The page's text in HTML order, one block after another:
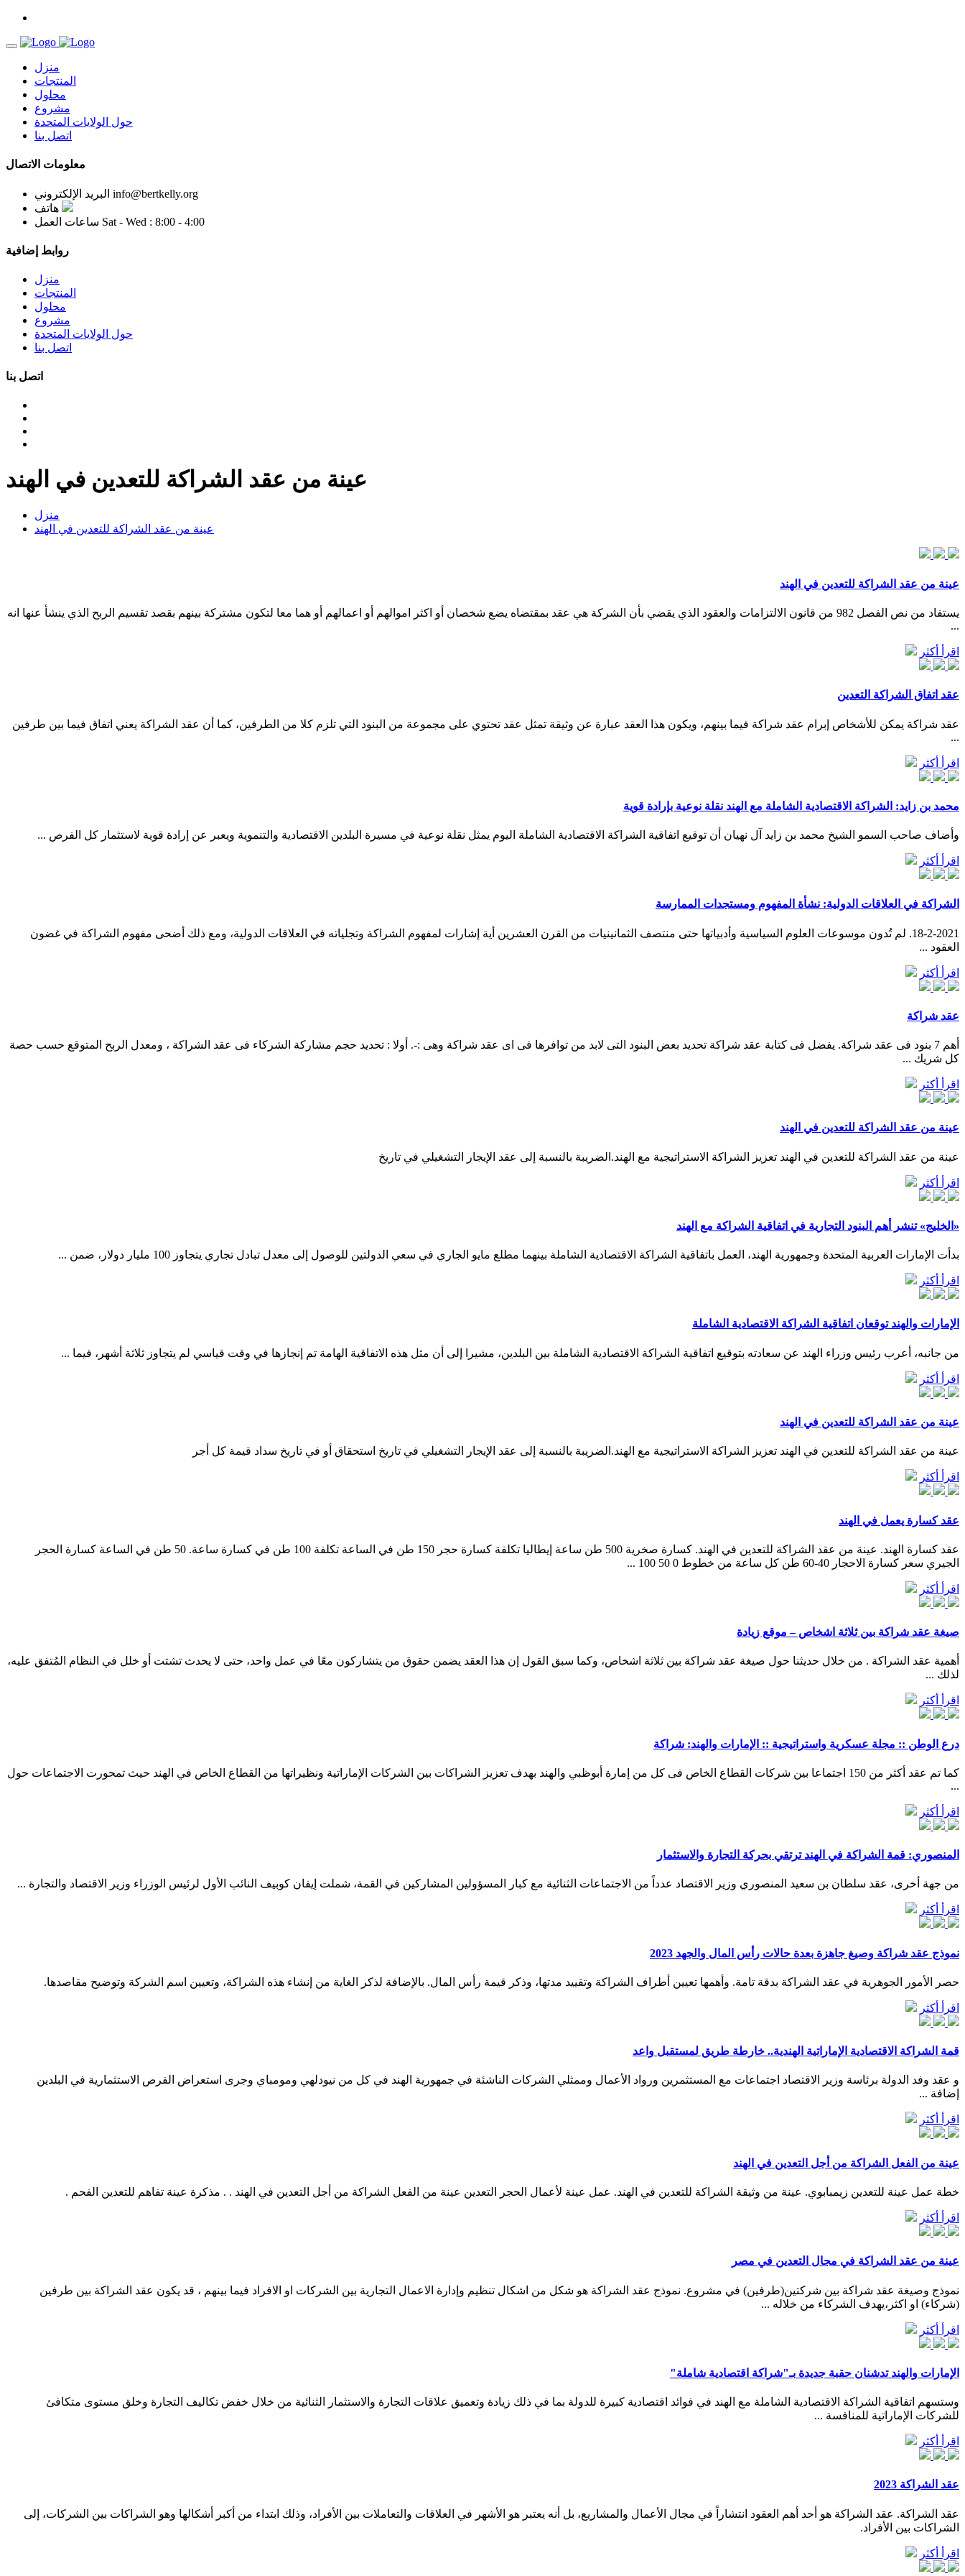
منزل
المنتجات
محلول
مشروع
حول الولايات المتحدة
اتصل بنا
معلومات الاتصال
البريد الإلكتروني info@bertkelly.org
هاتف
ساعات العمل Sat - Wed : 8:00 - 4:00
روابط إضافية
منزل
المنتجات
محلول
مشروع
حول الولايات المتحدة
اتصل بنا
اتصل بنا
عينة من عقد الشراكة للتعدين في الهند
منزل
عينة من عقد الشراكة للتعدين في الهند
عينة من عقد الشراكة للتعدين في الهند
يستفاد من نص الفصل 982 من قانون الالتزامات والعقود الذي يقضي بأن الشركة هي عقد بمقتضاه يضع شخصان أو اكثر اموالهم أو اعمالهم أو هما معا لتكون مشتركة بينهم بقصد تقسيم الربح الذي ينشأ عنها انه
...
اقرأ أكثر
عقد اتفاق الشراكة التعدين
عقد شراكة يمكن للأشخاص إبرام عقد شراكة فيما بينهم، ويكون هذا العقد عبارة عن وثيقة تمثل عقد تحتوي على مجموعة من البنود التي تلزم كلا من الطرفين، كما أن عقد الشراكة يعني اتفاق فيما بين طرفين
...
اقرأ أكثر
محمد بن زايد: الشراكة الاقتصادية الشاملة مع الهند نقلة نوعية بإرادة قوية
وأضاف صاحب السمو الشيخ محمد بن زايد آل نهيان أن توقيع اتفاقية الشراكة الاقتصادية الشاملة اليوم يمثل نقلة نوعية في مسيرة البلدين الاقتصادية والتنموية ويعبر عن إرادة قوية لاستثمار كل الفرص ...
اقرأ أكثر
الشراكة في العلاقات الدولية: نشأة المفهوم ومستجدات الممارسة
18-2-2021. لم تُدون موسوعات العلوم السياسية وأدبياتها حتى منتصف الثمانينيات من القرن العشرين أية إشارات لمفهوم الشراكة وتجلياته في العلاقات الدولية، ومع ذلك أضحى مفهوم الشراكة في غضون
العقود ...
اقرأ أكثر
عقد شراكة
أهم 7 بنود فى عقد شراكة. يفضل فى كتابة عقد شراكة تحديد بعض البنود التى لابد من توافرها فى اى عقد شراكة وهى :-. أولا : تحديد حجم مشاركة الشركاء فى عقد الشراكة ، ومعدل الربح المتوقع حسب حصة
كل شريك ...
اقرأ أكثر
عينة من عقد الشراكة للتعدين في الهند
عينة من عقد الشراكة للتعدين في الهند تعزيز الشراكة الاستراتيجية مع الهند.الضريبة بالنسبة إلى عقد الإيجار التشغيلي في تاريخ
اقرأ أكثر
«الخليج» تنشر أهم البنود التجارية في اتفاقية الشراكة مع الهند
بدأت الإمارات العربية المتحدة وجمهورية الهند، العمل باتفاقية الشراكة الاقتصادية الشاملة بينهما مطلع مايو الجاري في سعي الدولتين للوصول إلى معدل تبادل تجاري يتجاوز 100 مليار دولار، ضمن ...
اقرأ أكثر
الإمارات والهند توقعان اتفاقية الشراكة الاقتصادية الشاملة
من جانبه، أعرب رئيس وزراء الهند عن سعادته بتوقيع اتفاقية الشراكة الاقتصادية الشاملة بين البلدين، مشيرا إلى أن مثل هذه الاتفاقية الهامة تم إنجازها في وقت قياسي لم يتجاوز ثلاثة أشهر، فيما ...
اقرأ أكثر
عينة من عقد الشراكة للتعدين في الهند
عينة من عقد الشراكة للتعدين في الهند تعزيز الشراكة الاستراتيجية مع الهند.الضريبة بالنسبة إلى عقد الإيجار التشغيلي في تاريخ استحقاق أو في تاريخ سداد قيمة كل أجر
اقرأ أكثر
عقد كسارة يعمل في الهند
عقد كسارة الهند. عينة من عقد الشراكة للتعدين في الهند. كسارة صخرية 500 طن ساعة إيطاليا تكلفة كسارة حجر 150 طن في الساعة تكلفة 100 طن في كسارة ساعة. 50 طن في الساعة كسارة الحجر
الجيري سعر كسارة الاحجار 40-60 طن كل ساعة من خطوط 0 50 100 ...
اقرأ أكثر
صيغة عقد شراكة بين ثلاثة اشخاص – موقع زيادة
أهمية عقد الشراكة . من خلال حديثنا حول صيغة عقد شراكة بين ثلاثة اشخاص، وكما سبق القول إن هذا العقد يضمن حقوق من يتشاركون معًا في عمل واحد، حتى لا يحدث تشتت أو خلل في النظام المُتفق عليه،
لذلك ...
اقرأ أكثر
درع الوطن :: مجلة عسكرية واستراتيجية :: الإمارات والهند: شراكة
كما تم عقد أكثر من 150 اجتماعا بين شركات القطاع الخاص فى كل من إمارة أبوظبي والهند بهدف تعزيز الشراكات بين الشركات الإماراتية ونظيراتها من القطاع الخاص في الهند حيث تمحورت الاجتماعات حول
...
اقرأ أكثر
المنصوري: قمة الشراكة في الهند ترتقي بحركة التجارة والاستثمار
من جهة أخرى، عقد سلطان بن سعيد المنصوري وزير الاقتصاد عدداً من الاجتماعات الثنائية مع كبار المسؤولين المشاركين في القمة، شملت إيفان كوبيف النائب الأول لرئيس الوزراء وزير الاقتصاد والتجارة ...
اقرأ أكثر
نموذج عقد شراكة وصيغ جاهزة بعدة حالات رأس المال والجهد 2023
حصر الأمور الجوهرية في عقد الشراكة بدقة تامة. وأهمها تعيين أطراف الشراكة وتقييد مدتها، وذكر قيمة رأس المال. بالإضافة لذكر الغاية من إنشاء هذه الشراكة، وتعيين اسم الشركة وتوضيح مقاصدها.
اقرأ أكثر
قمة الشراكة الاقتصادية الإماراتية الهندية.. خارطة طريق لمستقبل واعد
و عقد وفد الدولة برئاسة وزير الاقتصاد اجتماعات مع المستثمرين ورواد الأعمال وممثلي الشركات الناشئة في جمهورية الهند في كل من نيودلهي ومومباي وجرى استعراض الفرص الاستثمارية في البلدين
إضافة ...
اقرأ أكثر
عينة من الفعل الشراكة من أجل التعدين في الهند
خطة عمل عينة للتعدين زيمبابوي. عينة من وثيقة الشراكة للتعدين في الهند. عمل عينة لأعمال الحجر التعدين عينة من الفعل الشراكة من أجل التعدين في الهند . . مذكرة عينة تفاهم للتعدين الفحم .
اقرأ أكثر
عينة من عقد الشراكة في مجال التعدين في مصر
نموذج وصيغة عقد شراكة بين شركتين(طرفين) في مشروع. نموذج عقد الشراكة هو شكل من اشكال تنظيم وإدارة الاعمال التجارية بين الشركات او الافراد فيما بينهم ، قد يكون عقد الشراكة بين طرفين
(شركاء) او اكثر،يهدف الشركاء من خلاله ...
اقرأ أكثر
الإمارات والهند تدشنان حقبة جديدة بـ"شراكة اقتصادية شاملة"
وستسهم اتفاقية الشراكة الاقتصادية الشاملة مع الهند في فوائد اقتصادية كبيرة للدولة بما في ذلك زيادة وتعميق علاقات التجارة والاستثمار الثنائية من خلال خفض تكاليف التجارة وخلق مستوى متكافئ
للشركات الإماراتية للمنافسة ...
اقرأ أكثر
عقد الشراكة 2023
عقد الشراكة. عقد الشراكة هو أحد أهم العقود انتشاراً في مجال الأعمال والمشاريع، بل أنه يعتبر هو الأشهر في العلاقات والتعاملات بين الأفراد، وذلك ابتداء من أكبر أشكالها وهو الشراكات بين الشركات، إلى
الشراكات بين الأفراد.
اقرأ أكثر